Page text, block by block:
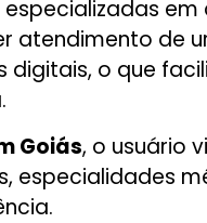
especializadas
de
o que
Goiás, o usuário
especialidades